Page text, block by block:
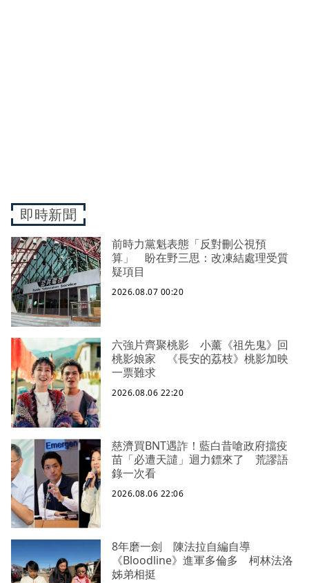
即時新聞
前時力黨魁表態「反對刪公視預
算」 盼在野三思：改凍結處理受質
疑項目
2026.08.07 00:20
六強片齊聚桃影 小薰《祖先鬼》回
桃影娘家 《長安的荔枝》桃影加映
一票難求
2026.08.06 22:20
慈濟買BNT遇詐！藍白昔嗆政府擋疫
苗「必遭天譴」迴力鏢來了 荒謬語
錄一次看
2026.08.06 22:06
8年磨一劍 陳法拉自編自導
《Bloodline》進軍多倫多 柯林法洛
姊弟相挺